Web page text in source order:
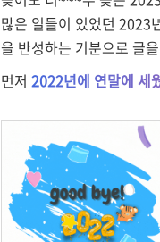
많은 일들이 있었던 2023
을 반성하는 기분으로 글
먼저 2022년에 연말에 세